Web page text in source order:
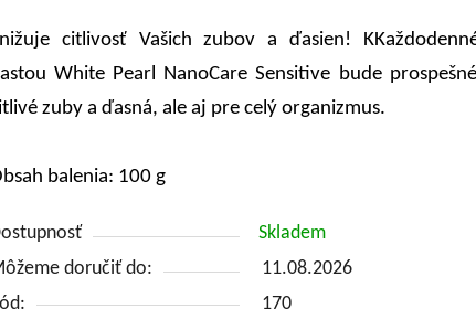
citlivosť Vašich zubov a ďasien! K
White Pearl NanoCare Sensitive bude
zuby a ďasná, ale aj pre celý organizmus.
balenia: 100 g
Skladem
doručiť do:
11.08.2026
170